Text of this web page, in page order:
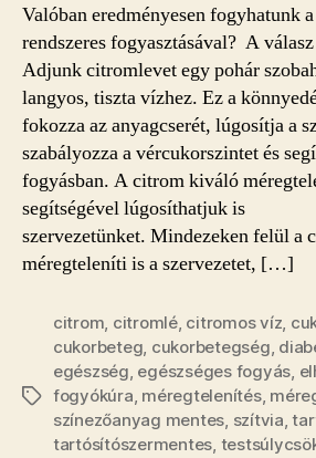
Valóban eredményesen fogyhatunk
rendszeres fogyasztásával? A
Adjunk citromlevet egy pohár
langyos, tiszta vízhez. Ez a
fokozza az anyagcserét, lúgosítja a
szabályozza a vércukorszintet és
fogyásban. A citrom kiváló
segítségével lúgosíthatjuk is
szervezetünket. Mindezeken felül a
méregteleníti is a szervezetet, […]
Címkék
citrom citromlé, citromos víz
cukorbeteg cukorbetegség
egészség egészséges fogyás
fogyókúra méregtelenítés,
színezőanyag mentes szítvia ,
tartósítószermentes